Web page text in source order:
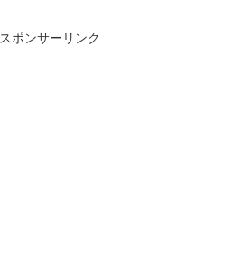
スポンサーリンク